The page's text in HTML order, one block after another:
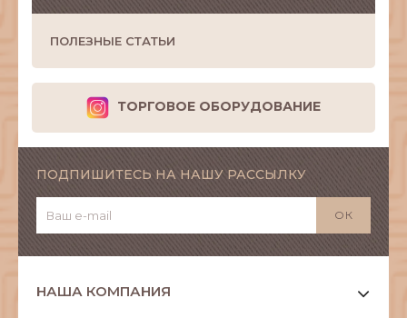
ПОЛЕЗНЫЕ СТАТЬИ
ТОРГОВОЕ ОБОРУДОВАНИЕ
ПОДПИШИТЕСЬ НА НАШУ РАССЫЛКУ
НАША КОМПАНИЯ